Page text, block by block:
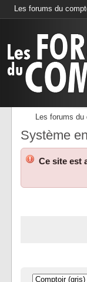
Les forums du
Les forums du
Système
Ce site est